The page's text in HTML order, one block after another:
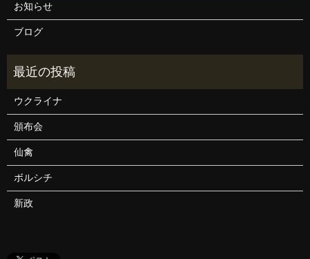
お知らせ
ブログ
ウクライナ
頒布会
仙禽
ボルシチ
新政